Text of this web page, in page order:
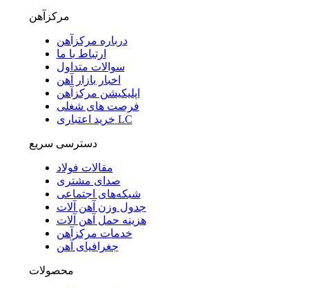
مرکزآهن
درباره مرکزآهن
ارتباط با ما
سوالات متداول
اخبار بازار آهن
اپلیکیشن مرکزآهن
فرصت های شغلی
خرید اعتباری LC
دسترسی سریع
مقالات فولاد
صدای مشتری
شبکه‌های اجتماعی
جدول وزن آهن آلات
هزینه حمل آهن آلات
خدمات مرکزآهن
جغرافیای آهن
محصولات